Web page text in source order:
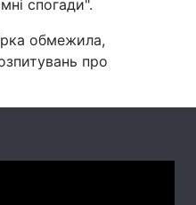
Наука
спогади".
обмежила,
про